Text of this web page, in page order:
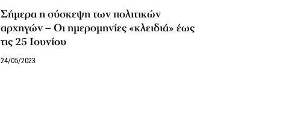
Σήμερα η σύσκεψη των πολιτικών
αρχηγών – Οι ημερομηνίες «κλειδιά» έως
τις 25 Ιουνίου
24/05/2023